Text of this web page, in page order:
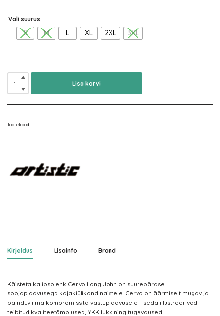
Vali suurus
S M L XL 2XL 3XL
Lisa korvi
Tootekood: -
Kirjeldus Lisainfo Brand
Käisteta kalipso ehk Cervo Long John on suurepärase
soojapidavusega kajakiülikond naistele. Cervo on äärmiselt mugav ja
painduv ilma kompromissita vastupidavusele – seda illustreerivad
teibitud kvaliteetõmblused, YKK lukk ning tugevdused